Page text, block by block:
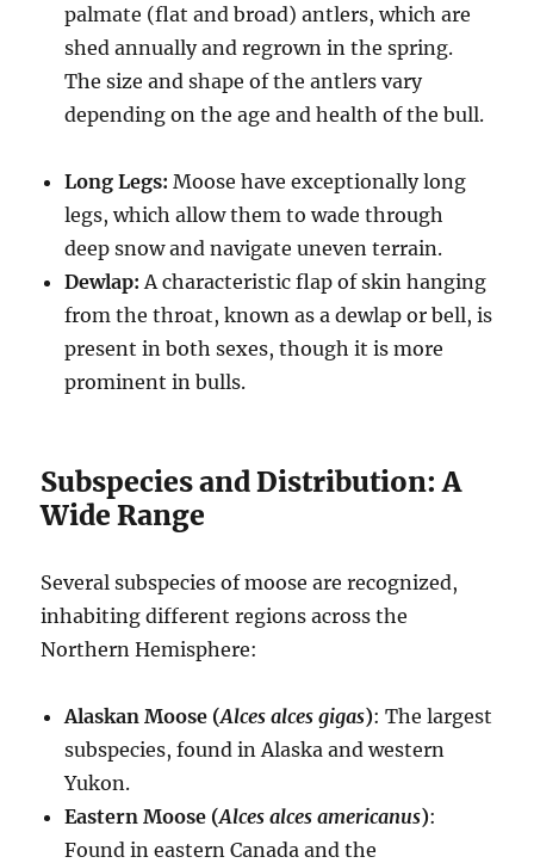
palmate (flat and broad) antlers, which are
shed annually and regrown in the spring.
The size and shape of the antlers vary
depending on the age and health of the bull.
Long Legs: Moose have exceptionally long
legs, which allow them to wade through
deep snow and navigate uneven terrain.
Dewlap: A characteristic flap of skin hanging
from the throat, known as a dewlap or bell, is
present in both sexes, though it is more
prominent in bulls.
Subspecies and Distribution: A
Wide Range
Several subspecies of moose are recognized,
inhabiting different regions across the
Northern Hemisphere:
Alaskan Moose (Alces alces gigas): The largest
subspecies, found in Alaska and western
Yukon.
Eastern Moose (Alces alces americanus):
Found in eastern Canada and the